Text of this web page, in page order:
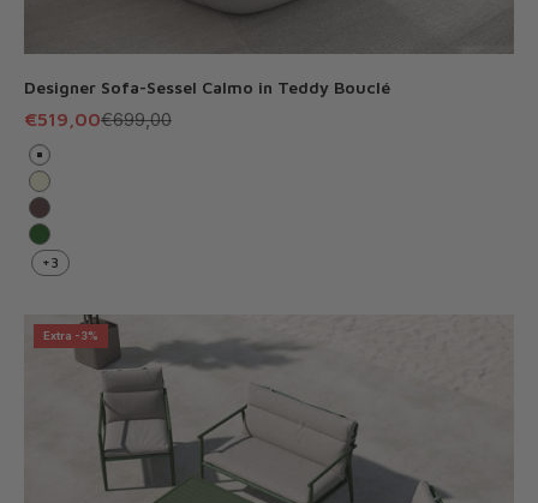
Designer Sofa-Sessel Calmo in Teddy Bouclé
Angebot
€519,00Regulärer Preis
€699,00
Weiß
Beige
Braun
Grün
+3
Extra -3%